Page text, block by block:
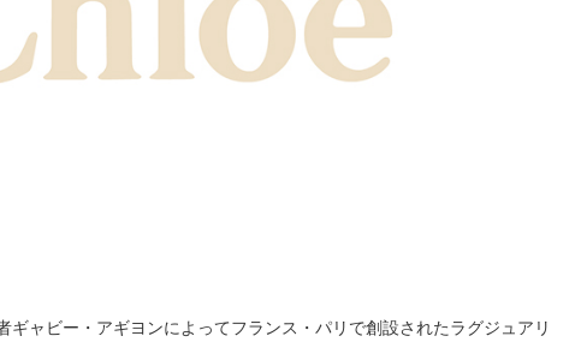
ギャビー・アギヨンによってフランス・パリで創設されたラグジュアリ